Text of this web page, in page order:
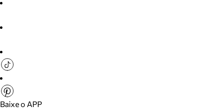
Baixe o APP